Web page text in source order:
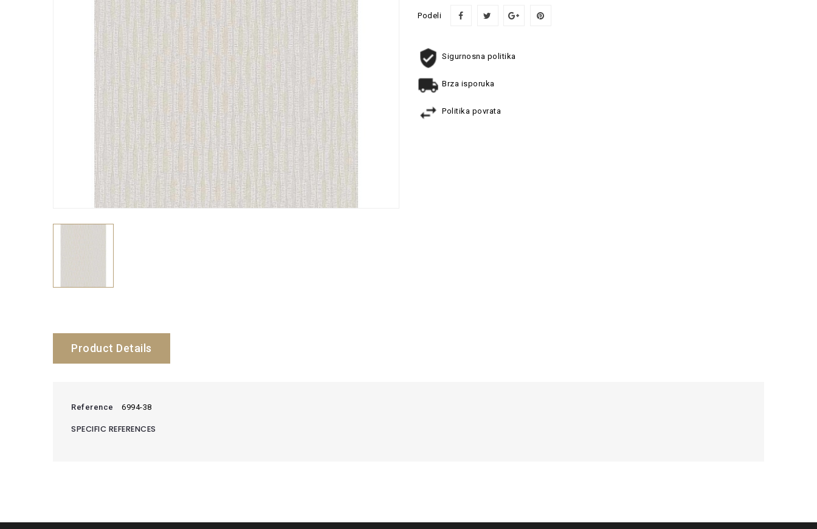
Podeli
Sigurnosna politika
Brza isporuka
Politika povrata
Product Details
Reference 6994-38
SPECIFIC REFERENCES